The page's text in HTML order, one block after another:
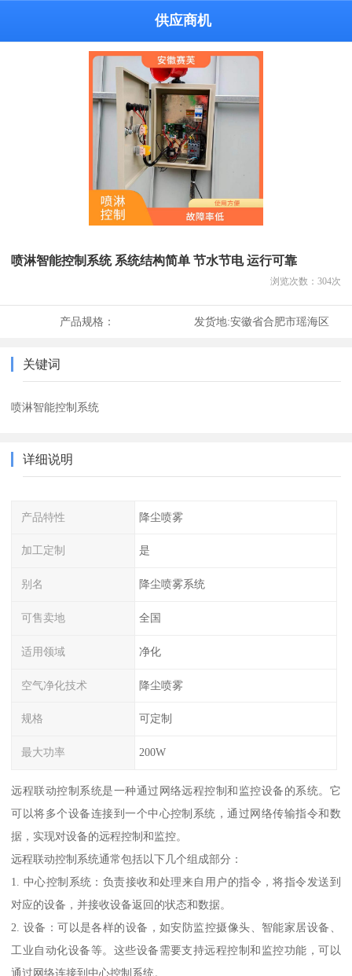
供应商机
喷淋智能控制系统 系统结构简单 节水节电 运行可靠
浏览次数： 304次
产品规格： 发货地:安徽省合肥市瑶海区
关键词
喷淋智能控制系统
详细说明
产品特性 降尘喷雾
加工定制 是
别名 降尘喷雾系统
可售卖地 全国
适用领域 净化
空气净化技术 降尘喷雾
规格 可定制
最大功率 200W
远程联动控制系统是一种通过网络远程控制和监控设备的系统。它
可以将多个设备连接到一个中心控制系统，通过网络传输指令和数
据，实现对设备的远程控制和监控。
远程联动控制系统通常包括以下几个组成部分：
1. 中心控制系统：负责接收和处理来自用户的指令，将指令发送到
对应的设备，并接收设备返回的状态和数据。
2. 设备：可以是各样的设备，如安防监控摄像头、智能家居设备、
工业自动化设备等。这些设备需要支持远程控制和监控功能，可以
通过网络连接到中心控制系统。